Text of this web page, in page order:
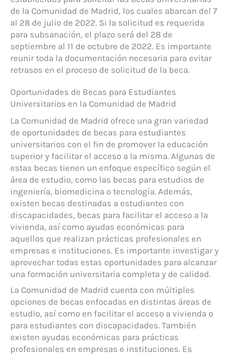
de la Comunidad de Madrid, los cuales abarcan del 7
al 28 de julio de 2022. Si la solicitud es requerida
para subsanación, el plazo será del 28 de
septiembre al 11 de octubre de 2022. Es importante
reunir toda la documentación necesaria para evitar
retrasos en el proceso de solicitud de la beca.
Oportunidades de Becas para Estudiantes
Universitarios en la Comunidad de Madrid
La Comunidad de Madrid ofrece una gran variedad
de oportunidades de becas para estudiantes
universitarios con el fin de promover la educación
superior y facilitar el acceso a la misma. Algunas de
estas becas tienen un enfoque específico según el
área de estudio, como las becas para estudios de
ingeniería, biomedicina o tecnología. Además,
existen becas destinadas a estudiantes con
discapacidades, becas para facilitar el acceso a la
vivienda, así como ayudas económicas para
aquellos que realizan prácticas profesionales en
empresas e instituciones. Es importante investigar y
aprovechar todas estas oportunidades para alcanzar
una formación universitaria completa y de calidad.
La Comunidad de Madrid cuenta con múltiples
opciones de becas enfocadas en distintas áreas de
estudio, así como en facilitar el acceso a vivienda o
para estudiantes con discapacidades. También
existen ayudas económicas para prácticas
profesionales en empresas e instituciones. Es